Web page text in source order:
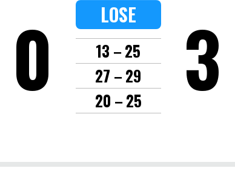
0 LOSE
13－25
27－29
20－25
3